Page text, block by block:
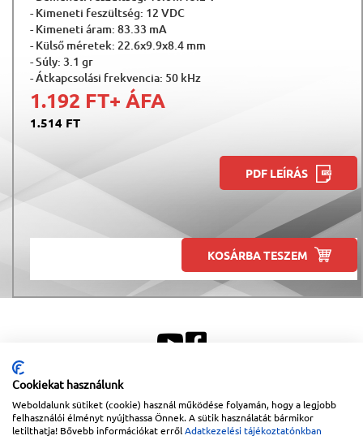
- Kimeneti feszültség: 12 VDC
- Kimeneti áram: 83.33 mA
- Külső méretek: 22.6x9.9x8.4 mm
- Súly: 3.1 gr
- Átkapcsolási frekvencia: 50 kHz
1.192 FT+ ÁFA
1.514 FT
PDF LEÍRÁS
KOSÁRBA TESZEM
Sitemap| Impresszum
Copyright © 2026Lapanthera Kft.Webbolt | 1047Budapest, Váci út 15-19.|+36-30/539-
Cookiekat használunk
Weboldalunk sütiket (cookie) használ működése folyamán, hogy a legjobb
felhasználói élményt nyújthassa Önnek. A sütik használatát bármikor
letilthatja! Bővebb információkat errőlAdatkezelési tájékoztatónkban